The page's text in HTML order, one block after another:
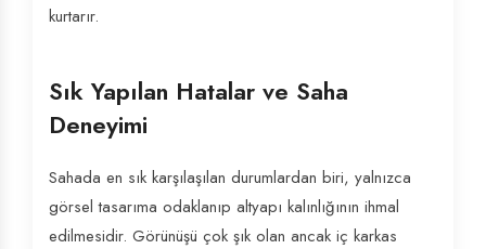
kurtarır.
Sık Yapılan Hatalar ve Saha
Deneyimi
Sahada en sık karşılaşılan durumlardan biri, yalnızca
görsel tasarıma odaklanıp altyapı kalınlığının ihmal
edilmesidir. Görünüşü çok şık olan ancak iç karkas